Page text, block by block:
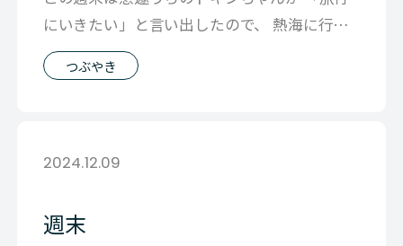
にいきたい」と言い出したので、 熱海に行っ
てきました。 急にとったので、予約で
つぶやき
2024.12.09
週末